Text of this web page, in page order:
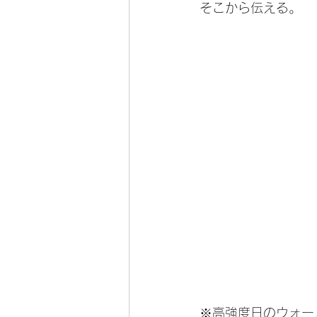
そこから伝える。
※高強度日のウォー